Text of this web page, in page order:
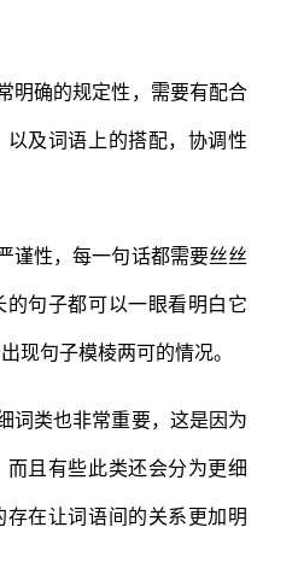
明确的规定性，需要有配合
及词语上的搭配，协调性
性，每一句话都需要丝丝
的句子都可以一眼看明白它
现句子模棱两可的情况。
类也非常重要，这是因为
且有些此类还会分为更细
在让词语间的关系更加明